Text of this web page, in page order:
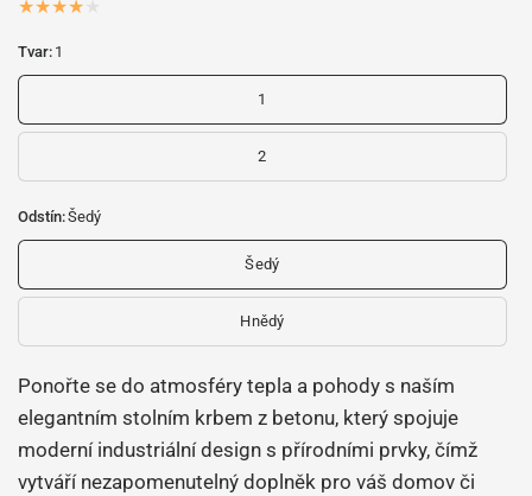
Tvar: 1
1
2
Odstín:Šedý
Šedý
Hnědý
Ponořte se do atmosféry tepla a pohody s naším
elegantním stolním krbem z betonu, který spojuje
moderní industriální design s přírodními prvky, čímž
vytváří nezapomenutelný doplněk pro váš domov či